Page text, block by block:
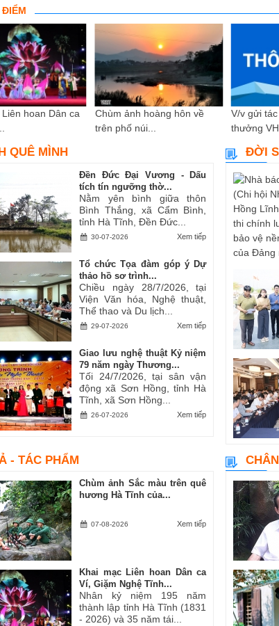
ĐIỂM
hoan Dân ca
Chùm ảnh hoàng hôn về
trên phố núi...
V/v gửi
thưởng
QUÊ MÌNH
Đền Đức Đại Vương - Dấu
tích tín ngưỡng thờ...
Nằm yên bình giữa thôn
Bình Thắng, xã Cẩm Bình,
tỉnh Hà Tĩnh, Đền Đức...
Xem tiếp
30-07-2026
Tổ chức Tọa đàm góp ý Dự
thảo hồ sơ trình...
Chiều ngày 28/7/2026, tại
Viện Văn hóa, Nghệ thuật,
Thể thao và Du lịch...
Xem tiếp
29-07-2026
Giao lưu nghệ thuật Kỷ niệm
79 năm ngày Thương...
Tối 24/7/2026, tại sân vận
động xã Sơn Hồng, tỉnh Hà
Tĩnh, xã Sơn Hồng...
Xem tiếp
26-07-2026
ĐỜI
- TÁC PHẨM
Chùm ảnh Sắc màu trên quê
hương Hà Tĩnh của...
Xem tiếp
07-08-2026
Khai mạc Liên hoan Dân ca
Ví, Giặm Nghệ Tĩnh...
Nhân kỷ niệm 195 năm
thành lập tỉnh Hà Tĩnh (1831
- 2026) và 35 năm tái...